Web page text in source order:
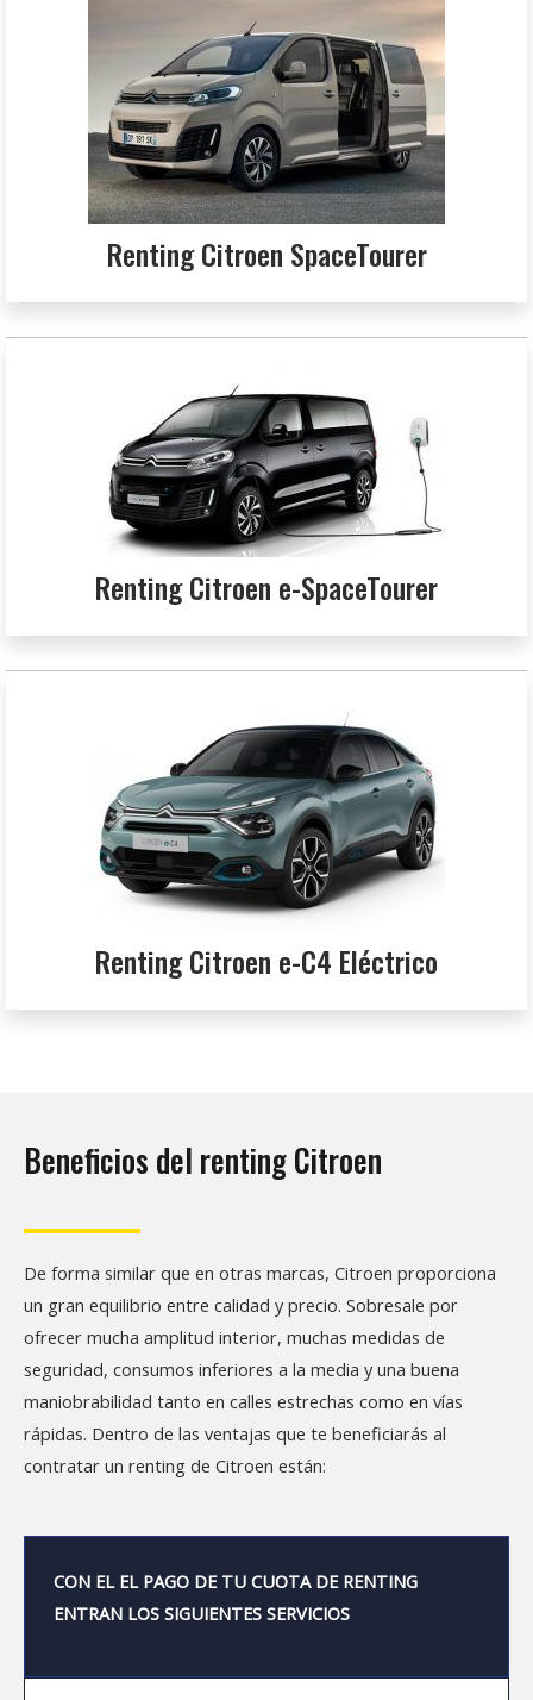
Renting Citroen SpaceTourer
Renting Citroen e-SpaceTourer
Renting Citroen e-C4 Eléctrico
Beneficios del renting Citroen
De forma similar que en otras marcas, Citroen proporciona
un gran equilibrio entre calidad y precio. Sobresale por
ofrecer mucha amplitud interior, muchas medidas de
seguridad, consumos inferiores a la media y una buena
maniobrabilidad tanto en calles estrechas como en vías
rápidas. Dentro de las ventajas que te beneficiarás al
contratar un renting de Citroen están:
CON EL EL PAGO DE TU CUOTA DE RENTING
ENTRAN LOS SIGUIENTES SERVICIOS